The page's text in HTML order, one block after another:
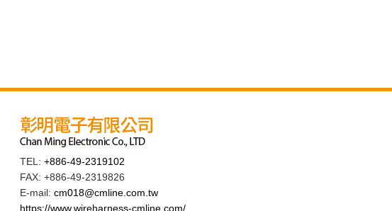
TEL:+886-49-2319102
FAX: +886-49-2319826
E-mail:cm018@cmline.com.tw
https://www.wireharness-cmline.com/